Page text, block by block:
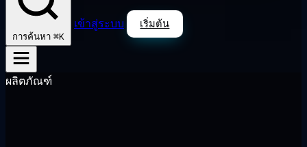
การค้นหา ⌘K
เข้าสู่ระบบ เริ่มต้น
ผลิตภัณฑ์